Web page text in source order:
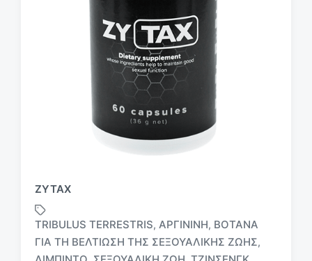
ZYTAX
Μ
ε
TRIBULUS TERRESTRIS, ΑΡΓΙΝΊΝΗ, ΒΌΤΑΝΑ
ΓΙΑ ΤΗ ΒΕΛΤΊΩΣΗ ΤΗΣ ΣΕΞΟΥΑΛΙΚΉΣ ΖΩΉΣ,